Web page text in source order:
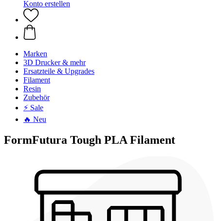
Konto erstellen
Marken
3D Drucker & mehr
Ersatzteile & Upgrades
Filament
Resin
Zubehör
⚡ Sale
🔥 Neu
FormFutura Tough PLA Filament